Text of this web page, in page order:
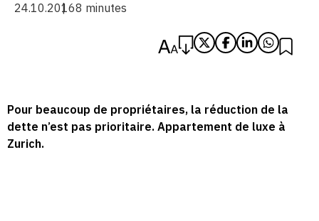
24.10.20168 minutes
Pour beaucoup de propriétaires, la réduction de la
dette n’est pas prioritaire. Appartement de luxe à
Zurich.